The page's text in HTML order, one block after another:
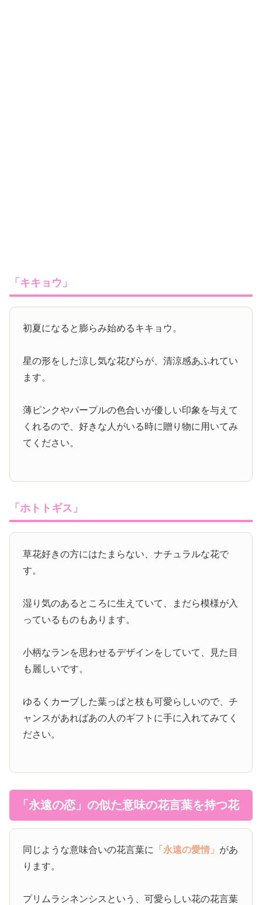
「キキョウ」
初夏になると膨らみ始めるキキョウ。
星の形をした涼し気な花びらが、清涼感あふれてい
ます。
薄ピンクやパープルの色合いが優しい印象を与えて
くれるので、好きな人がいる時に贈り物に用いてみ
てください。
「ホトトギス」
草花好きの方にはたまらない、ナチュラルな花で
す。
湿り気のあるところに生えていて、まだら模様が入
っているものもあります。
小柄なランを思わせるデザインをしていて、見た目
も麗しいです。
ゆるくカーブした葉っぱと枝も可愛らしいので、チ
ャンスがあればあの人のギフトに手に入れてみてく
ださい。
「永遠の恋」の似た意味の花言葉を持つ花
同じような意味合いの花言葉に 「永遠の愛情」 があ
ります。
プリムラシネンシスという、可愛らしい花の花言葉